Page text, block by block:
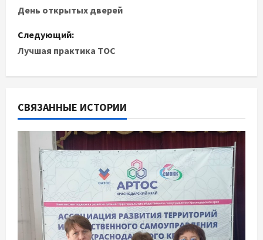
а
в
и
а
ц
День открытых дверей
Следующий:
Лучшая практика ТОС
СВЯЗАННЫЕ ИСТОРИИ